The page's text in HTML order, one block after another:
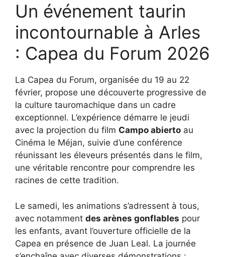
Un événement taurin
incontournable à Arles
: Capea du Forum 2026
La Capea du Forum, organisée du 19 au 22
février, propose une découverte progressive de
la culture tauromachique dans un cadre
exceptionnel. L’expérience démarre le jeudi
avec la projection du film Campo abierto au
Cinéma le Méjan, suivie d’une conférence
réunissant les éleveurs présentés dans le film,
une véritable rencontre pour comprendre les
racines de cette tradition.
Le samedi, les animations s’adressent à tous,
avec notamment des arènes gonflables pour
les enfants, avant l’ouverture officielle de la
Capea en présence de Juan Leal. La journée